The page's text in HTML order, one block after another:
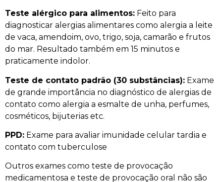
Teste alérgico para alimentos: Feito para
diagnosticar alergias alimentares como alergia a leite
de vaca, amendoim, ovo, trigo, soja, camarão e frutos
do mar. Resultado também em 15 minutos e
praticamente indolor.
Teste de contato padrão (30 substâncias): Exame
de grande importância no diagnóstico de alergias de
contato como alergia a esmalte de unha, perfumes,
cosméticos, bijuterias etc.
PPD: Exame para avaliar imunidade celular tardia e
contato com tuberculose
Outros exames como teste de provocação
medicamentosa e teste de provocação oral não são